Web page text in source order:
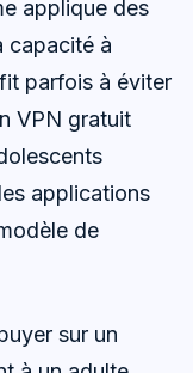
applique des
capacité à
parfois à éviter
VPN gratuit
applications
de
sur un